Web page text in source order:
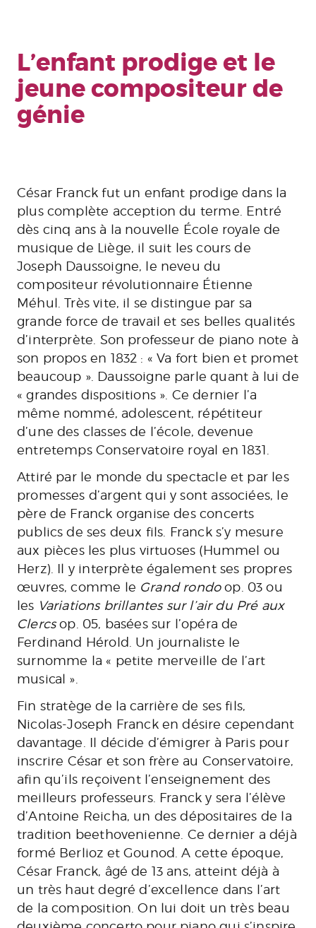
L’enfant prodige et le
jeune compositeur de
génie
César Franck fut un enfant prodige dans la
plus complète acception du terme. Entré
dès cinq ans à la nouvelle École royale de
musique de Liège, il suit les cours de
Joseph Daussoigne, le neveu du
compositeur révolutionnaire Étienne
Méhul. Très vite, il se distingue par sa
grande force de travail et ses belles qualités
d’interprète. Son professeur de piano note à
son propos en 1832 : « Va fort bien et promet
beaucoup ». Daussoigne parle quant à lui de
« grandes dispositions ». Ce dernier l’a
même nommé, adolescent, répétiteur
d’une des classes de l’école, devenue
entretemps Conservatoire royal en 1831.
Attiré par le monde du spectacle et par les
promesses d’argent qui y sont associées, le
père de Franck organise des concerts
publics de ses deux fils. Franck s’y mesure
aux pièces les plus virtuoses (Hummel ou
Herz). Il y interprète également ses propres
œuvres, comme le Grand rondoop. 03 ou
les Variations brillantes sur l’air du Pré aux
Clercsop. 05, basées sur l’opéra de
Ferdinand Hérold. Un journaliste le
surnomme la « petite merveille de l’art
musical ».
Fin stratège de la carrière de ses fils,
Nicolas-Joseph Franck en désire cependant
davantage. Il décide d’émigrer à Paris pour
inscrire César et son frère au Conservatoire,
afin qu’ils reçoivent l’enseignement des
meilleurs professeurs. Franck y sera l’élève
d’Antoine Reicha, un des dépositaires de la
tradition beethovenienne. Ce dernier a déjà
formé Berlioz et Gounod. A cette époque,
César Franck, âgé de 13 ans, atteint déjà à
un très haut degré d’excellence dans l’art
de la composition. On lui doit un très beau